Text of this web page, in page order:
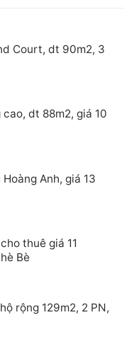
Court, dt 90m2, 3
cao, dt 88m2, giá 10
Anh, giá 13
thuê giá 11
Bè
rộng 129m2, 2 PN,